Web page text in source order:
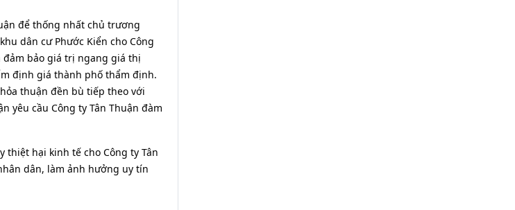
để thống nhất chủ trương
dân cư Phước Kiển cho Công
đảm bảo giá trị ngang giá thị
định giá thành phố thẩm định.
thuận đền bù tiếp theo với
yêu cầu Công ty Tân Thuận đàm
thiệt hại kinh tế cho Công ty Tân
dân, làm ảnh hưởng uy tín